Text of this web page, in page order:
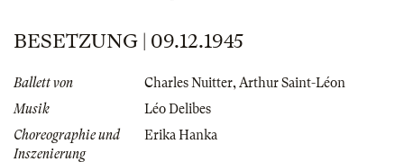
BESETZUNG | 09.12.1945
Ballett von Charles Nuitter, Arthur Saint-Léon
Musik
Léo Delibes
Choreographie und
Inszenierung
Erika Hanka